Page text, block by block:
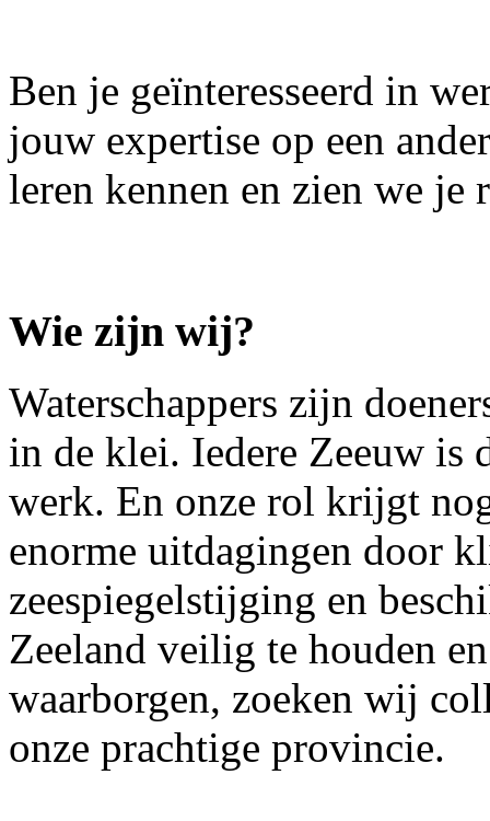
Ben je geïnteresseerd in
jouw expertise op een
leren kennen en zien we je
Wie zijn wij?
Waterschappers zijn
in de klei. Iedere Zeeuw is
werk. En onze rol krijgt
enorme uitdagingen door
zeespiegelstijging en
Zeeland veilig te houden
waarborgen, zoeken wij
onze prachtige provincie.